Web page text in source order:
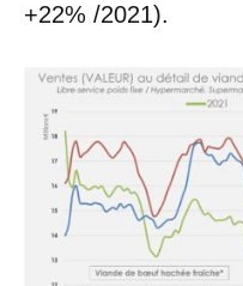
+22% /2021).